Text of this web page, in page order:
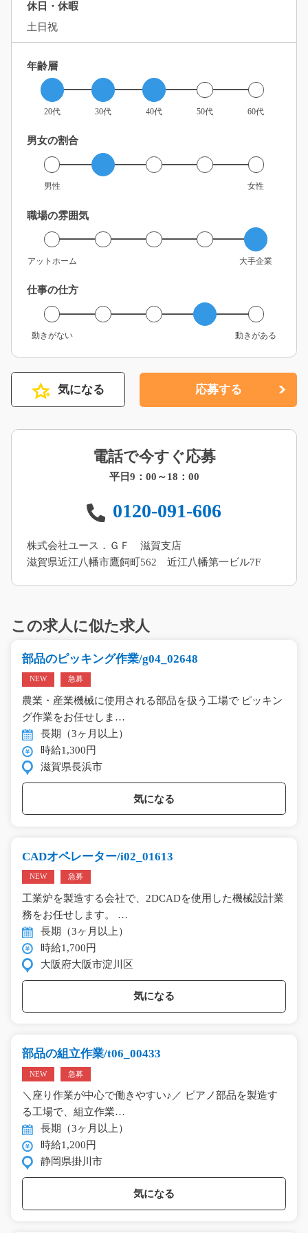
休日・休暇
土日祝
年齢層
20代 30代 40代 50代 60代
男女の割合
男性 女性
職場の雰囲気
アットホーム 大手企業
仕事の仕方
動きがない 動きがある
気になる 応募する
電話で今すぐ応募
平日9：00～18：00
0120-091-606
株式会社ユース．ＧＦ 滋賀支店
滋賀県近江八幡市鷹飼町562 近江八幡第一ビル7F
この求人に似た求人
部品のピッキング作業/g04_02648
NEW 急募
農業・産業機械に使用される部品を扱う工場で ピッキン
グ作業をお任せしま…
長期（3ヶ月以上）
時給1,300円
滋賀県長浜市
気になる
CADオペレーター/i02_01613
NEW 急募
工業炉を製造する会社で、2DCADを使用した機械設計業
務をお任せします。 …
長期（3ヶ月以上）
時給1,700円
大阪府大阪市淀川区
気になる
部品の組立作業/t06_00433
NEW 急募
＼座り作業が中心で働きやすい♪／ ピアノ部品を製造す
る工場で、組立作業…
長期（3ヶ月以上）
時給1,200円
静岡県掛川市
気になる